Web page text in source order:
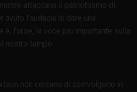
attaccano il patriottismo di
avuto l'audacia di dare una
è, forse, la voce più importante sulla
nostro tempo.
non cercano di coinvolgerlo in